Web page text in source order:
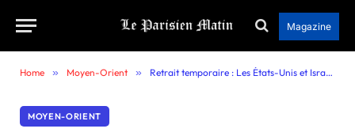
Magazine
Home » Moyen-Orient » Retrait temporaire : Les États-Unis et Israël retirent les ministres iraniens de leur liste de cibles Washington 2026
MOYEN-ORIENT